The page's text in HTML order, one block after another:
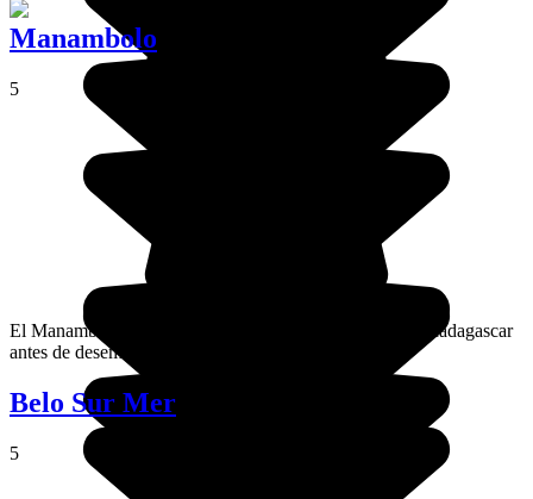
Manambolo
5
El Manambolo es un río que atraviesa la parte oeste de Madagascar
antes de desembocar en el canal de Mozambique.
Belo Sur Mer
5